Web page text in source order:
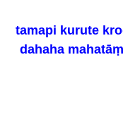
tamapi kurute
dahaha